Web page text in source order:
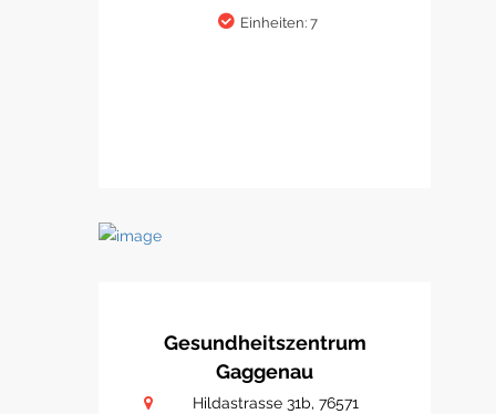
Einheiten: 7
Gesundheitszentrum
Gaggenau
Hildastrasse 31b, 76571